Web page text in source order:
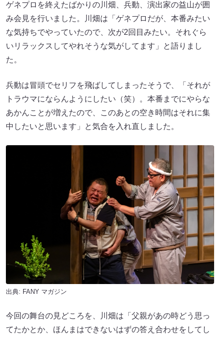
ゲネプロを終えたばかりの川畑、兵動、演出家の益山が囲
み会見を行いました。川畑は「ゲネプロだが、本番みたい
な気持ちでやっていたので、次が2回目みたい。それぐら
いリラックスしてやれそうな気がしてます」と語りまし
た。
兵動は冒頭でセリフを飛ばしてしまったそうで、「それが
トラウマにならんようにしたい（笑）。本番までにやらな
あかんことが増えたので、このあとの空き時間はそれに集
中したいと思います」と気合を入れ直しました。
出典: FANY マガジン
今回の舞台の見どころを、川畑は「父親があの時どう思っ
てたかとか、ほんまはできないはずの答え合わせをしてし